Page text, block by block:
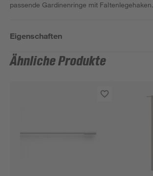
passende Gardinenringe mit Faltenlegehaken.
Eigenschaften
Ähnliche Produkte